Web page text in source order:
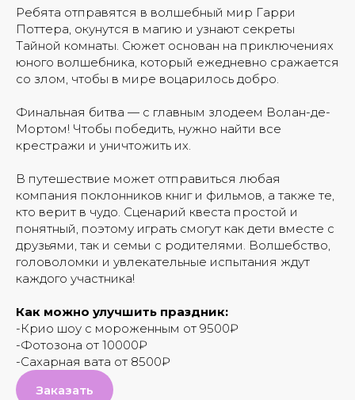
Ребята отправятся в волшебный мир Гарри
Поттера, окунутся в магию и узнают секреты
Тайной комнаты. Сюжет основан на приключениях
юного волшебника, который ежедневно сражается
со злом, чтобы в мире воцарилось добро.
Финальная битва — с главным злодеем Волан-де-
Мортом! Чтобы победить, нужно найти все
крестражи и уничтожить их.
В путешествие может отправиться любая
компания поклонников книг и фильмов, а также те,
кто верит в чудо. Сценарий квеста простой и
понятный, поэтому играть смогут как дети вместе с
друзьями, так и семьи с родителями. Волшебство,
головоломки и увлекательные испытания ждут
каждого участника!
Как можно улучшить праздник:
-Крио шоу с мороженным от 9500₽
-Фотозона от 10000₽
-Сахарная вата от 8500₽
Заказать
ВАМ МОЖЕТ ПОНРАВИТЬСЯ